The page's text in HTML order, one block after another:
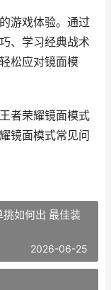
游戏体验。通过
、学习经典战术
松应对镜面模
者荣耀镜面模式
镜面模式常见问
如何出 最佳装
2026-06-25